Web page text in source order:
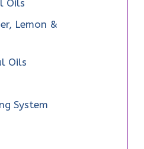
Oils
Lemon &
Oils
System